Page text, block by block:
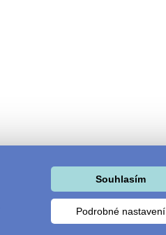
Souhlasím
Podrobné nastavení